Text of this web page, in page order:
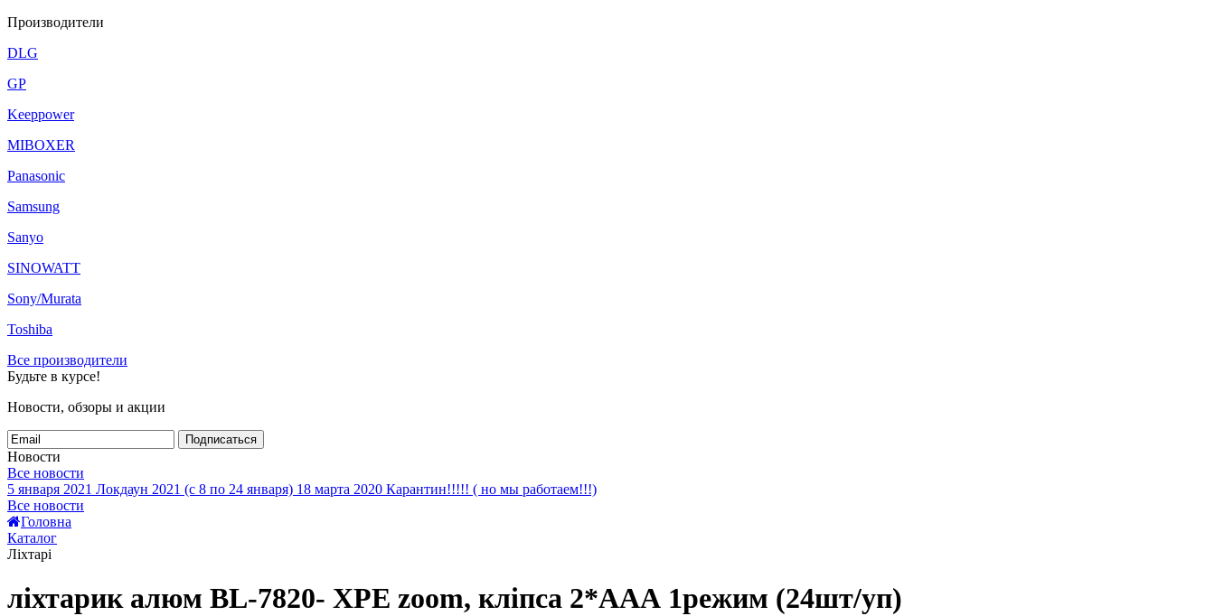
Производители
DLG
GP
Keeppower
MIBOXER
Panasonic
Samsung
Sanyo
SINOWATT
Sony/Murata
Toshiba
Все производители
Будьте в курсе!
Новости, обзоры и акции
Подписаться
Новости
Все новости
5 января 2021 Локдаун 2021 (с 8 по 24 января) 18 марта 2020 Карантин!!!!! ( но мы работаем!!!)
Все новости
Головна
Каталог
Ліхтарі
ліхтарик алюм BL-7820- XPE zoom, кліпса 2*ААА 1режим (24шт/уп)